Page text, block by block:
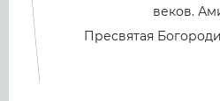
веков.
Пресвятая